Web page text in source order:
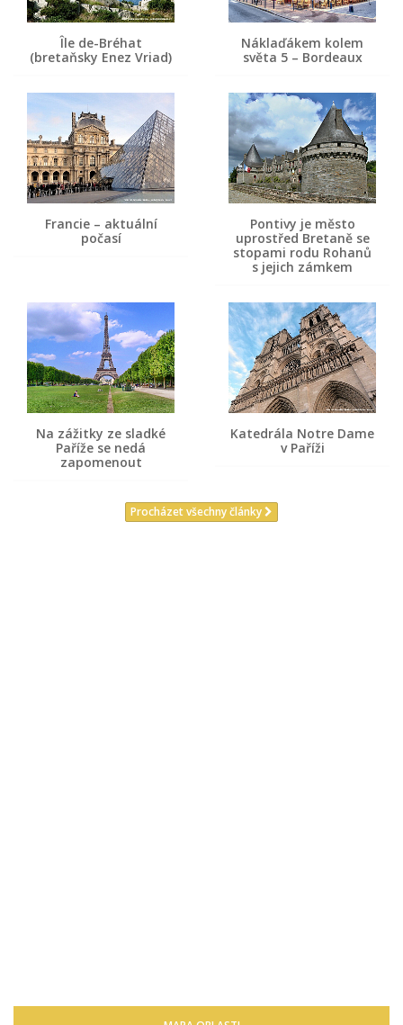
Île de-Bréhat
(bretaňsky Enez Vriad)
Náklaďákem kolem
světa 5 – Bordeaux
Francie – aktuální
počasí
Pontivy je město
uprostřed Bretaně se
stopami rodu Rohanů
s jejich zámkem
Na zážitky ze sladké
Paříže se nedá
zapomenout
Katedrála Notre Dame
v Paříži
Procházet všechny články